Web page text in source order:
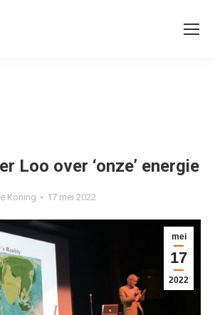
Loo over ‘onze’ energie
Koning 17 mei 2022
mei
17
2022